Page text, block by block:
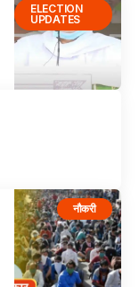
ELECTION
UPDATES
नौकरी